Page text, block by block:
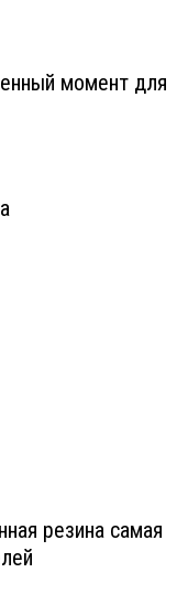
момент для
резина самая